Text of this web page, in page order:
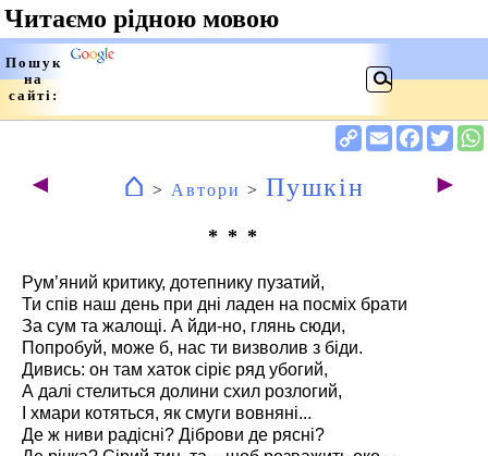
◄ ⌂ > Автори > Пушкін ►
* * *
Рум’яний критику, дотепнику пузатий,
Ти спів наш день при дні ладен на посміх брати
За сум та жалощі. А йди-но, глянь сюди,
Попробуй, може б, нас ти визволив з біди.
Дивись: он там хаток сіріє ряд убогий,
А далі стелиться долини схил розлогий,
І хмари котяться, як смуги вовняні...
Де ж ниви радісні? Діброви де рясні?